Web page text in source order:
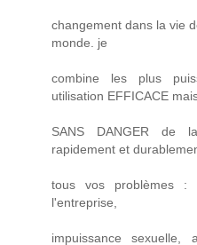
changement dans la vie
monde. je
combine les plus
utilisation EFFICACE
SANS DANGER de
rapidement et
tous vos problèmes :
l'entreprise,
impuissance